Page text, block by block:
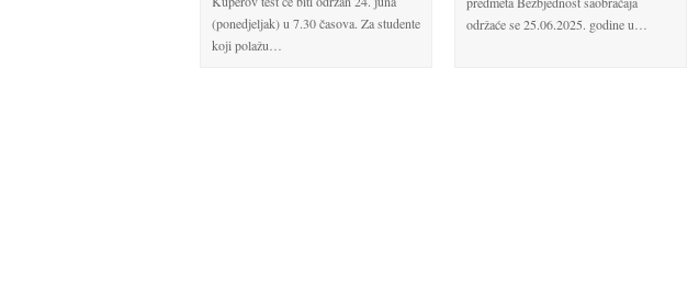
(ponedjeljak) u 7.30 časova. Za studente
koji polažu…
održaće se 25.06.2025. godine u…